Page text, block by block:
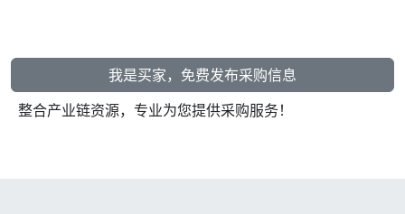
我是买家，免费发布采购信息
整合产业链资源，专业为您提供采购服务！